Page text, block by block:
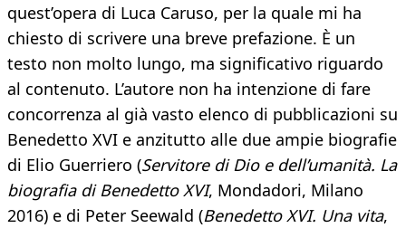
quest’opera di Luca Caruso, per la quale mi ha
chiesto di scrivere una breve prefazione. È un
testo non molto lungo, ma significativo riguardo
al contenuto. L’autore non ha intenzione di fare
concorrenza al già vasto elenco di pubblicazioni su
Benedetto XVI e anzitutto alle due ampie biografie
di Elio Guerriero (Servitore di Dio e dell’umanità. La
biografia di Benedetto XVI, Mondadori, Milano
2016) e di Peter Seewald (Benedetto XVI. Una vita,